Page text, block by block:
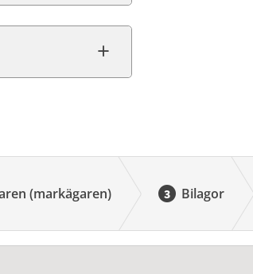
(markägaren) Bilagor